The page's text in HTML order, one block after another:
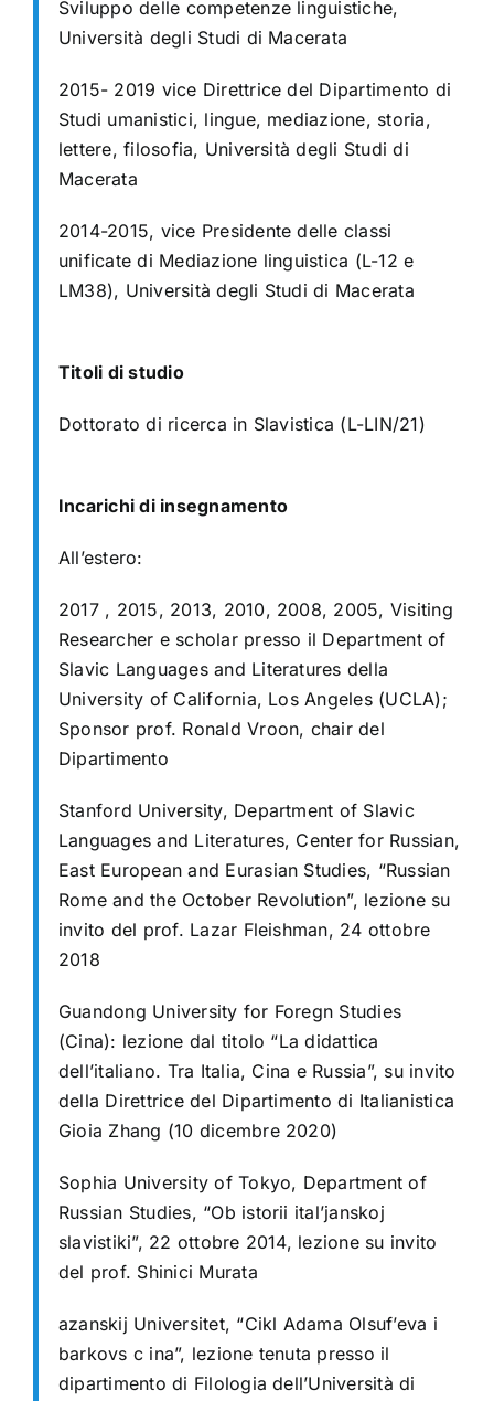
Sviluppo delle competenze linguistiche,
Università degli Studi di Macerata
2015- 2019 vice Direttrice del Dipartimento di
Studi umanistici, lingue, mediazione, storia,
lettere, filosofia, Università degli Studi di
Macerata
2014-2015, vice Presidente delle classi
unificate di Mediazione linguistica (L-12 e
LM38), Università degli Studi di Macerata
Titoli di studio
Dottorato di ricerca in Slavistica (L-LIN/21)
Incarichi di insegnamento
All’estero:
2017 , 2015, 2013, 2010, 2008, 2005, Visiting
Researcher e scholar presso il Department of
Slavic Languages and Literatures della
University of California, Los Angeles (UCLA);
Sponsor prof. Ronald Vroon, chair del
Dipartimento
Stanford University, Department of Slavic
Languages and Literatures, Center for Russian,
East European and Eurasian Studies, “Russian
Rome and the October Revolution”, lezione su
invito del prof. Lazar Fleishman, 24 ottobre
2018
Guandong University for Foregn Studies
(Cina): lezione dal titolo “La didattica
dell’italiano. Tra Italia, Cina e Russia”, su invito
della Direttrice del Dipartimento di Italianistica
Gioia Zhang (10 dicembre 2020)
Sophia University of Tokyo, Department of
Russian Studies, “Ob istorii ital’janskoj
slavistiki”, 22 ottobre 2014, lezione su invito
del prof. Shinici Murata
azanskij Universitet, “Cikl Adama Olsuf’eva i
barkovs c ina”, lezione tenuta presso il
dipartimento di Filologia dell’Università di